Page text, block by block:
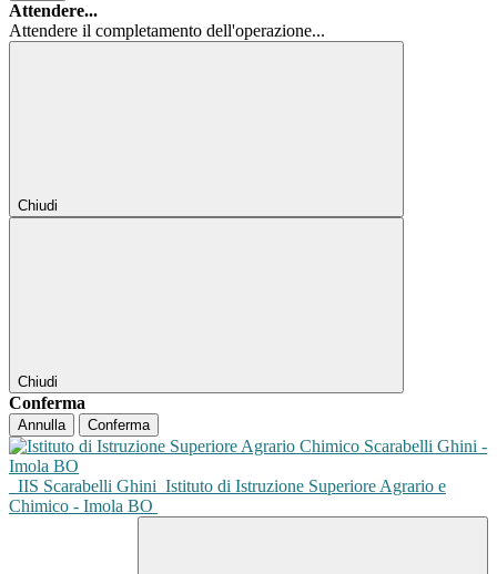
Attendere...
Attendere il completamento dell'operazione...
Chiudi
Chiudi
Conferma
Annulla Conferma
IIS Scarabelli Ghini Istituto di Istruzione Superiore Agrario e
Chimico - Imola BO